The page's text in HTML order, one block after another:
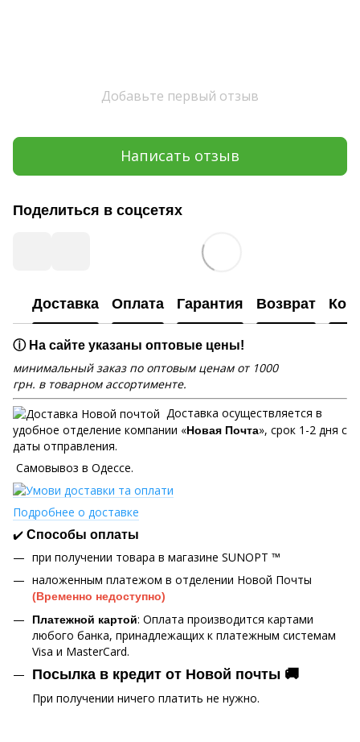
Добавьте первый отзыв
Написать отзыв
Поделиться в соцсетях
Доставка Оплата Гарантия Возврат
ⓘ На сайте указаны оптовые цены!
минимальный заказ по оптовым ценам от 1000
грн. в товарном ассортименте.
Доставка осуществляется в
удобное отделение компании «Новая Почта», срок 1-2 дня с
даты отправления.
Самовывоз в Одессе.
Подробнее о доставке
✔️ Способы оплаты
при получении товара в магазине SUNOPT ™
наложенным платежом в отделении Новой Почты
(Временно недоступно)
Платежной картой: Оплата производится картами
любого банка, принадлежащих к платежным системам
Visa и MasterCard.
Посылка в кредит от Новой почты 🚚
При получении ничего платить не нужно.